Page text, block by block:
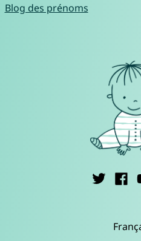
Blog des prénoms